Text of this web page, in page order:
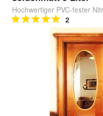
Hochwertiger PVC-fester
2